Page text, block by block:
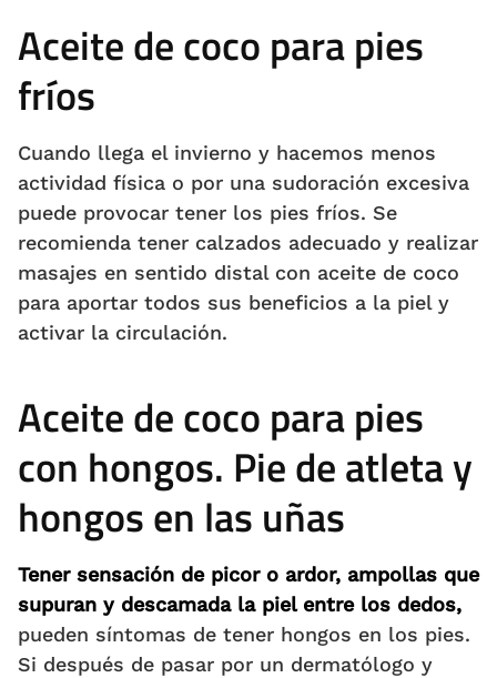
Aceite de coco para pies
fríos
Cuando llega el invierno y hacemos menos
actividad física o por una sudoración excesiva
puede provocar tener los pies fríos. Se
recomienda tener calzados adecuado y realizar
masajes en sentido distal con aceite de coco
para aportar todos sus beneficios a la piel y
activar la circulación.
Aceite de coco para pies
con hongos. Pie de atleta y
hongos en las uñas
Tener sensación de picor o ardor, ampollas que
supuran y descamada la piel entre los dedos,
pueden síntomas de tener hongos en los pies.
Si después de pasar por un dermatólogo y